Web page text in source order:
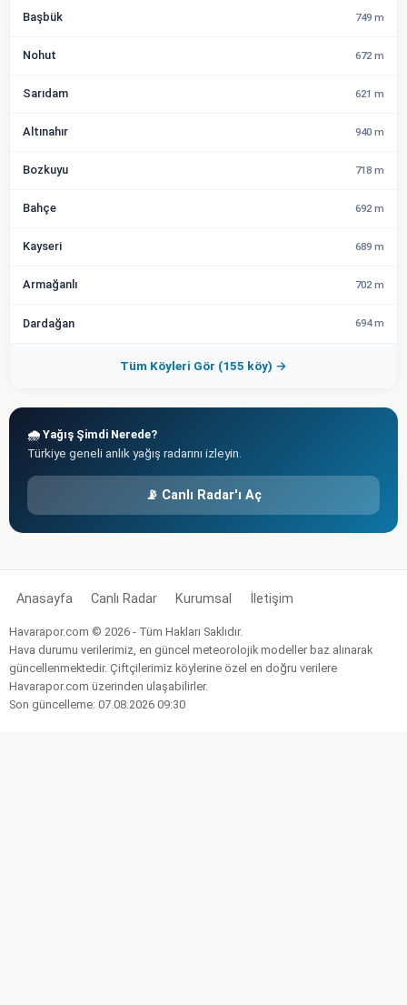
Başbük 749 m
Nohut 672 m
Sarıdam 621 m
Altınahır 940 m
Bozkuyu 718 m
Bahçe 692 m
Kayseri 689 m
Armağanlı 702 m
Dardağan 694 m
Tüm Köyleri Gör (155 köy) →
🌧️ Yağış Şimdi Nerede?
Türkiye geneli anlık yağış radarını izleyin.
📡 Canlı Radar'ı Aç
Anasayfa Canlı Radar Kurumsal İletişim
Havarapor.com © 2026 - Tüm Hakları Saklıdır.
Hava durumu verilerimiz, en güncel meteorolojik modeller baz alınarak
güncellenmektedir. Çiftçilerimiz köylerine özel en doğru verilere
Havarapor.com üzerinden ulaşabilirler.
Son güncelleme: 07.08.2026 09:30